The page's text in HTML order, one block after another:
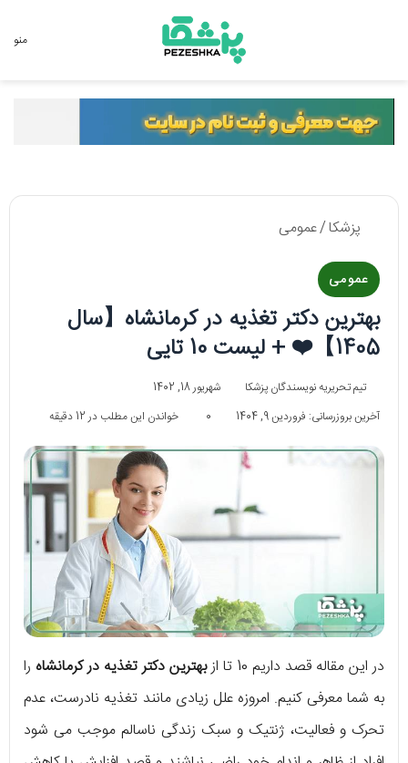
منو
پزشکا/عمومی
عمومی
بهترین دکتر تغذیه در کرمانشاه【سال
1405】❤️ + لیست 10 تایی
تیم تحریریه نویسندگان پزشکا
شهریور 18, 1402
آخرین بروزرسانی: فروردین 9, 1404
0 خواندن این مطلب در 12 دقیقه
در این مقاله قصد داریم 10 تا از بهترین دکتر تغذیه در کرمانشاه را
به شما معرفی کنیم. امروزه علل زیادی مانند تغذیه نادرست، عدم
تحرک و فعالیت، ژنتیک و سبک زندگی ناسالم موجب می شود